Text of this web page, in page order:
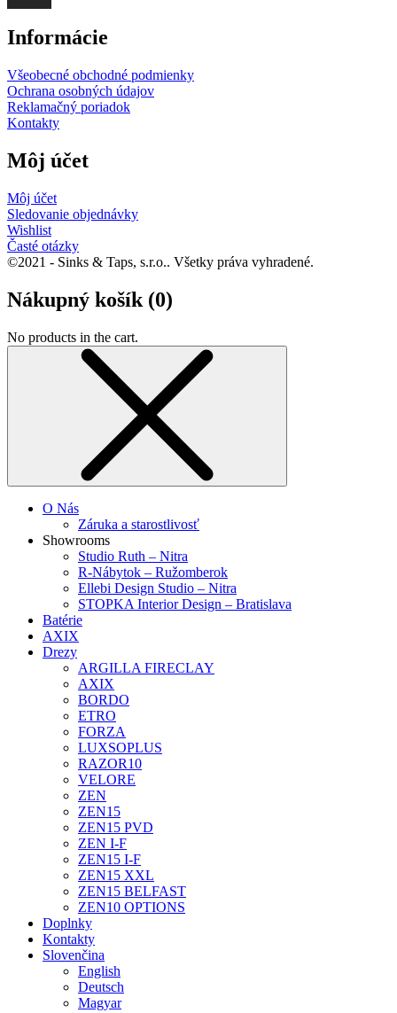
Informácie
Všeobecné obchodné podmienky
Ochrana osobných údajov
Reklamačný poriadok
Kontakty
Môj účet
Môj účet
Sledovanie objednávky
Wishlist
Časté otázky
©2021 - Sinks & Taps, s.r.o.. Všetky práva vyhradené.
Nákupný košík (0)
No products in the cart.
O Nás
Záruka a starostlivosť
Showrooms
Studio Ruth – Nitra
R-Nábytok – Ružomberok
Ellebi Design Studio – Nitra
STOPKA Interior Design – Bratislava
Batérie
AXIX
Drezy
ARGILLA FIRECLAY
AXIX
BORDO
ETRO
FORZA
LUXSOPLUS
RAZOR10
VELORE
ZEN
ZEN15
ZEN15 PVD
ZEN I-F
ZEN15 I-F
ZEN15 XXL
ZEN15 BELFAST
ZEN10 OPTIONS
Doplnky
Kontakty
Slovenčina
English
Deutsch
Magyar